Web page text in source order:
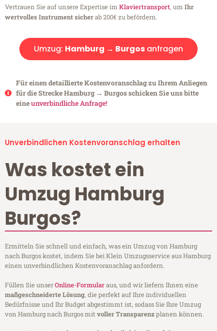
Vertrauen Sie auf unsere Expertise im Klaviertransport, um Ihr
wertvolles Instrument sicherab 200€ zu befördern.
Umzug: Hamburg → Burgos anfragen
Für einen detaillierte Kostenvoranschlag zu Ihrem Anliegen
für die Strecke Hamburg → Burgos schicken Sie uns bitte
eineunverbindliche Anfrage!
Unverbindlichen Kostenvoranschlag erhalten
Was kostet ein
Umzug Hamburg
Burgos?
Ermitteln Sie schnell und einfach, was ein Umzug von Hamburg
nach Burgos kostet, indem Sie bei Klein Umzugsservice aus Hamburg
einen unverbindlichen Kostenvoranschlag anfordern.
Füllen Sie unserOnline-Formularaus, und wir liefern Ihnen eine
maßgeschneiderte Lösung, die perfekt auf Ihre individuellen
Bedürfnisse und Ihr Budget abgestimmt ist, sodass Sie Ihre Umzug
von Hamburg nach Burgos mitvoller Transparenzplanen können.